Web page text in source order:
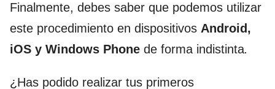
Finalmente, debes saber que podemos utilizar
este procedimiento en dispositivos Android,
iOS y Windows Phone de forma indistinta.
¿Has podido realizar tus primeros